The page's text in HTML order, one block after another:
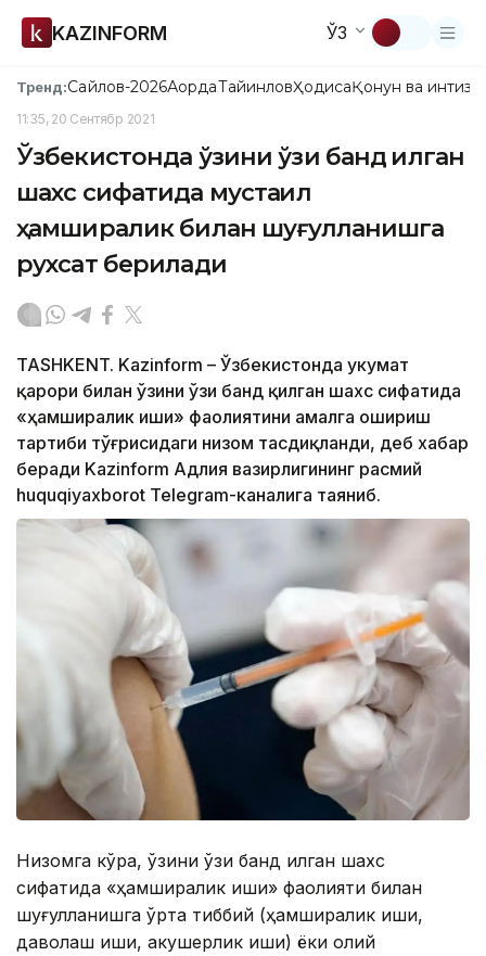
KAZINFORM ЎЗ
Тренд:Сайлов-2026АқордаТайинловҲодисаҚонун ва
11:35, 20 Сентябр 2021
Ўзбекистонда ўзини ўзи банд қилган
шахс сифатида мустақил
ҳамширалик билан шуғулланишга
рухсат берилади
TASHKENT. Kazinform – Ўзбекистонда Ҳукумат
қарори билан ўзини ўзи банд қилган шахс сифатида
«ҳамширалик иши» фаолиятини амалга ошириш
тартиби тўғрисидаги низом тасдиқланди, деб хабар
беради Kazinform Адлия вазирлигининг расмий
huquqiyaxborot Telegram-каналига таяниб.
Низомга кўра, ўзини ўзи банд қилган шахс
сифатида «ҳамширалик иши» фаолияти билан
шуғулланишга ўрта тиббий (ҳамширалик иши,
даволаш иши, акушерлик иши) ёки олий